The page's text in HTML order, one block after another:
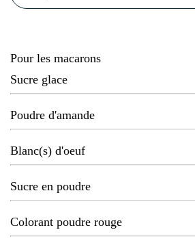
Pour les macarons
Sucre glace
Poudre d'amande
Blanc(s) d'oeuf
Sucre en poudre
Colorant poudre rouge